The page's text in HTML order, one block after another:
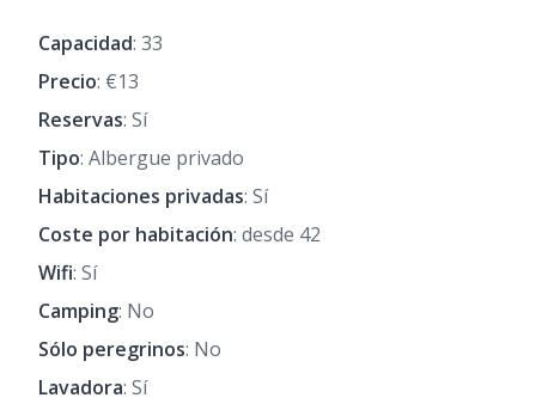
Capacidad: 33
Precio: €13
Reservas: Sí
Tipo: Albergue privado
Habitaciones privadas: Sí
Coste por habitación: desde 42
Wifi: Sí
Camping: No
Sólo peregrinos: No
Lavadora: Sí